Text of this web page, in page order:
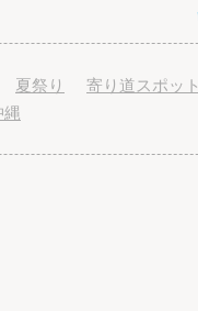
夏祭り
寄り道スポット
縄